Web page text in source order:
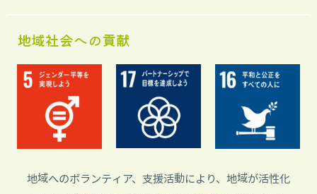
地域社会への貢献
地域へのボランティア、支援活動により、地域が活性化